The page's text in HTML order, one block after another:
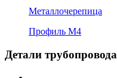
Металлочерепица
Профиль М4
Детали трубопровода